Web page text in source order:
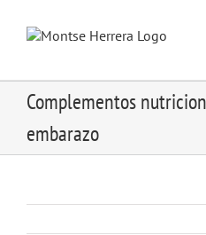
content
Complementos
embarazo